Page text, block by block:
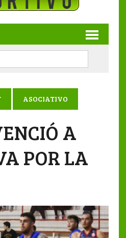
ASOCIATIVO
A
POR LA